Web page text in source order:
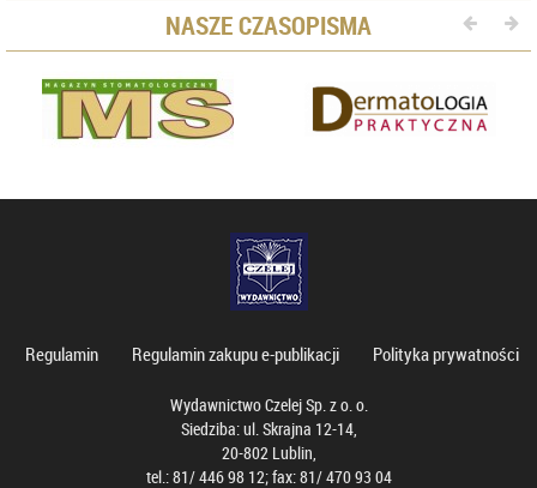
NASZE CZASOPISMA
Regulamin Regulamin zakupu e-publikacji Polityka prywatności
Wydawnictwo Czelej Sp. z o. o.
Siedziba: ul. Skrajna 12-14,
20-802 Lublin,
tel.: 81/ 446 98 12; fax: 81/ 470 93 04